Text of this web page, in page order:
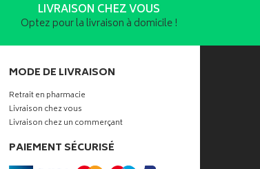
LIVRAISON CHEZ VOUS
Optez pour la livraison à domicile !
MODE DE LIVRAISON
Retrait en pharmacie
Livraison chez vous
Livraison chez un commerçant
PAIEMENT SÉCURISÉ